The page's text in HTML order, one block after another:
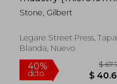
40%
dcto. $
(en Inglés)
Stone, Gilbert
Legare Street Press, Tapa
Blanda, Nuevo